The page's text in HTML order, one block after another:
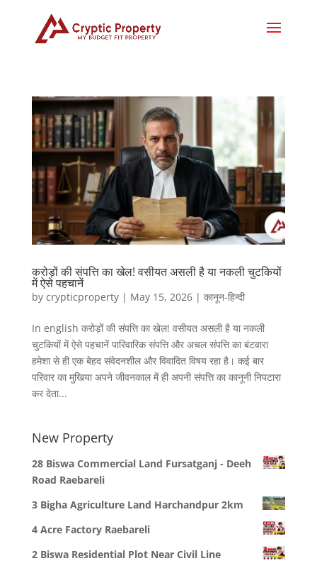
करोड़ों की संपत्ति का खेल! वसीयत असली है या नकली चुटकियों
में ऐसे पहचानें
by crypticproperty| May 15, 2026| कानून-हिन्दी
In english करोड़ों की संपत्ति का खेल! वसीयत असली है या नकली
चुटकियों में ऐसे पहचानें पारिवारिक संपत्ति और अचल संपत्ति का बंटवारा
हमेशा से ही एक बेहद संवेदनशील और विवादित विषय रहा है। कई बार
परिवार का मुखिया अपने जीवनकाल में ही अपनी संपत्ति का कानूनी निपटारा
कर देता...
New Property
28 Biswa Commercial Land Fursatganj - Deeh
Road Raebareli
3 Bigha Agriculture Land Harchandpur 2km
4 Acre Factory Raebareli
2 Biswa Residential Plot Near Civil Line